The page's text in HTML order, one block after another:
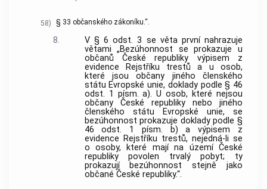
58) § 33 občanského zákoníku.“.
8.
V § 6 odst. 3 se věta první nahrazuje
větami „Bezúhonnost se prokazuje u
občanů České republiky výpisem z
evidence Rejstříku trestů a u osob,
které jsou občany jiného členského
státu Evropské unie, doklady podle § 46
odst. 1 písm. a). U osob, které nejsou
občany České republiky nebo jiného
členského státu Evropské unie, se
bezúhonnost prokazuje doklady podle §
46 odst. 1 písm. b) a výpisem z
evidence Rejstříku trestů, nejedná-li se
o osoby, které mají na území České
republiky povolen trvalý pobyt; ty
prokazují bezúhonnost stejně jako
občané České republiky.“.